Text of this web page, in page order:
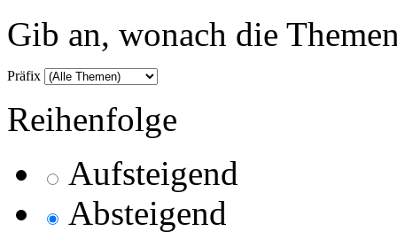
Gib an, wonach die
Präfix
Reihenfolge
Aufsteigend
Absteigend